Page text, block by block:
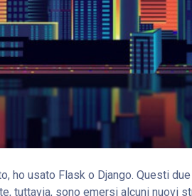
ho usato Flask o Django. Questi
tuttavia, sono emersi alcuni nuovi